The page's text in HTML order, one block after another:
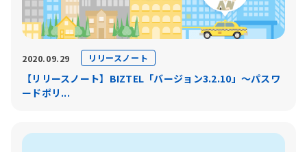
2020.09.29 リリースノート
【リリースノート】BIZTEL「バージョン3.2.10」〜パスワ
ードポリ...